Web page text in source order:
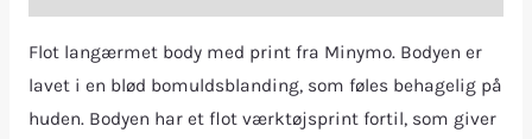
Flot langærmet body med print fra Minymo. Bodyen er
lavet i en blød bomuldsblanding, som føles behagelig på
huden. Bodyen har et flot værktøjsprint fortil, som giver